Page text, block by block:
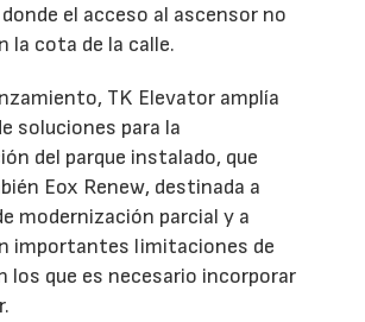
el acceso al ascensor no
la cota de la calle.
TK Elevator amplía
soluciones para la
del parque instalado, que
Eox Renew, destinada a
modernización parcial y a
importantes limitaciones de
los que es necesario incorporar